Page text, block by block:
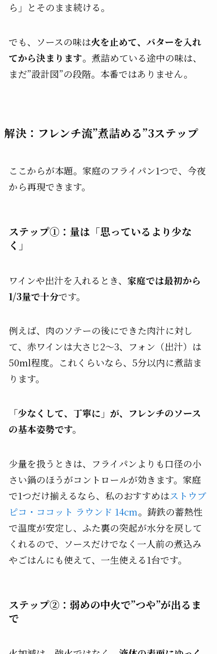
ら」とそのまま続ける。
でも、ソースの味は火を止めて、バターを入れ
てから決まります。煮詰めている途中の味は、
まだ”設計図”の段階。本番ではありません。
解決：フレンチ流”煮詰める”3ステップ
ここからが本題。家庭のフライパン1つで、今夜
から再現できます。
ステップ①：量は「思っているより少な
く」
ワインや出汁を入れるとき、 家庭では最初から
1/3量で十分です。
例えば、肉のソテーの後にできた肉汁に対し
て、赤ワインは大さじ2〜3、フォン（出汁）は
50ml程度。これくらいなら、5分以内に煮詰ま
ります。
「少なくして、丁寧に」が、フレンチのソース
の基本姿勢です。
少量を扱うときは、フライパンよりも口径の小
さい鍋のほうがコントロールが効きます。家庭
で1つだけ揃えるなら、私のおすすめはストウブ
ピコ・ココット ラウンド 14cm。鋳鉄の蓄熱性
で温度が安定し、ふた裏の突起が水分を戻して
くれるので、ソースだけでなく一人前の煮込み
やごはんにも使えて、一生使える1台です。
ステップ②：弱めの中火で”つや”が出るま
で